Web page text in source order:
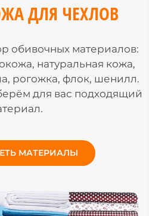
ДЛЯ ЧЕХЛОВ
обивочных материалов:
натуральная кожа,
рогожка, флок, шенилл.
для вас подходящий
МАТЕРИАЛЫ